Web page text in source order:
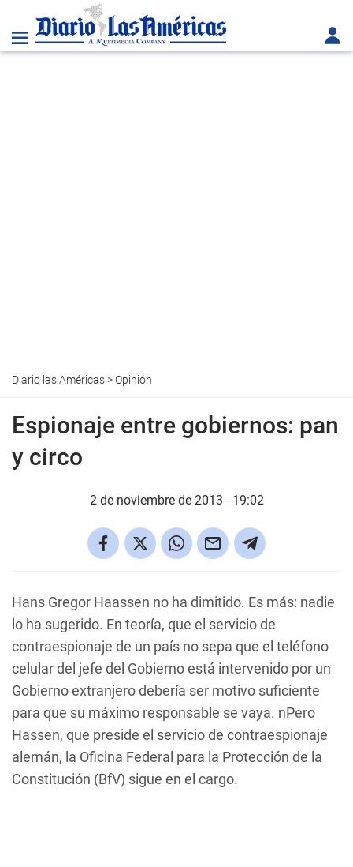
Diario las Américas>Opinión
Espionaje entre gobiernos: pan
y circo
2 de noviembre de 2013 - 19:02
Hans Gregor Haassen no ha dimitido. Es más: nadie
lo ha sugerido. En teoría, que el servicio de
contraespionaje de un país no sepa que el teléfono
celular del jefe del Gobierno está intervenido por un
Gobierno extranjero debería ser motivo suficiente
para que su máximo responsable se vaya. nPero
Hassen, que preside el servicio de contraespionaje
alemán, la Oficina Federal para la Protección de la
Constitución (BfV) sigue en el cargo.